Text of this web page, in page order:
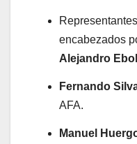
encabezados
Alejandro
Fernando
AFA.
Manuel